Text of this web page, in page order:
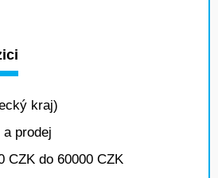
kraj)
a prodej
CZK do 60000 CZK